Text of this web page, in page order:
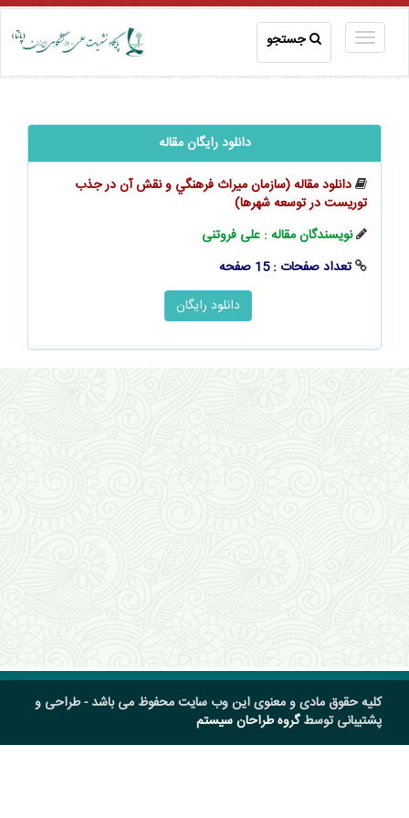
جستجو
دانلود رایگان مقاله
دانلود مقاله (سازمان ميراث فرهنگي و نقش آن در جذب
توريست در توسعه شهرها)
نویسندگان مقاله : علی فروتنی
تعداد صفحات : 15 صفحه
کلیه حقوق مادی و معنوی این وب سایت محفوظ می باشد - طراحی و
پشتیبانی توسطگروه طراحان سیستم